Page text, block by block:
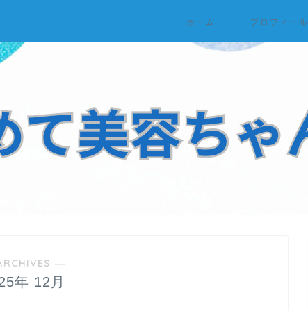
ホーム プロフィール
―
年 12月